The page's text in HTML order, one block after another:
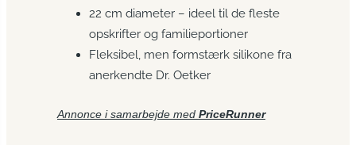
22 cm diameter – ideel til de fleste
opskrifter og familieportioner
Fleksibel, men formstærk silikone fra
anerkendte Dr. Oetker
Annonce i samarbejde med PriceRunner